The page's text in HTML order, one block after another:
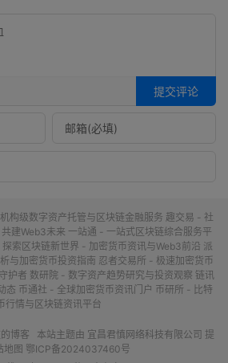
提交评论
构级数字资产托管与区块链金融服务 趣交易 - 社
建Web3未来 一站通 - 一站式区块链综合服务平
索区块链新世界 - 加密货币资讯与Web3前沿 派
与加密货币投资指南 忍者交易所 - 极速加密货币
护者 数研院 - 数字资产趋势研究与投资观察 链讯
态 币通社 - 全球加密货币资讯门户 币研所 - 比特
行情与区块链资讯平台
博客 本站主题由 宜昌君慎网络科技有限公司 提
地图 鄂ICP备2024037460号